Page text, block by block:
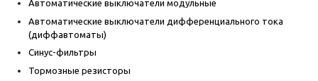
Автоматические выключатели модульные
Автоматические выключатели дифференциального тока
(диффавтоматы)
Синус-фильтры
Тормозные резисторы